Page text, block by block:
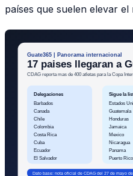
países que suelen elevar